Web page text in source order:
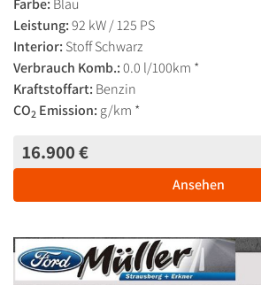
Leistung:92 kW / 125 PS
Interior: Stoff Schwarz
Verbrauch Komb.:0.0 l/100km *
Kraftstoffart: Benzin
CO2 Emission: g/km *
16.900 €
Ansehen